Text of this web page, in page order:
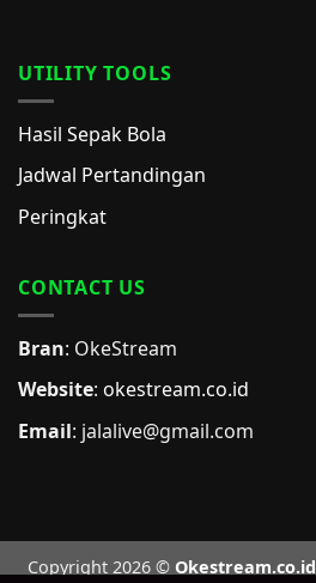
UTILITY TOOLS
Hasil Sepak Bola
Jadwal Pertandingan
Peringkat
CONTACT US
Bran: OkeStream
Website: okestream.co.id
Email: jalalive@gmail.com
Copyright 2026 © Okestream.co.id